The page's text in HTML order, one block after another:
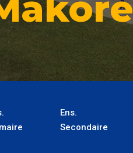
Ens.
Secondaire